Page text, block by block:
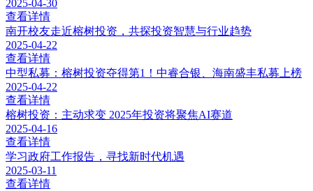
2025-04-30
查看详情
南开校友走近榕树投资，共探投资智慧与行业趋势
2025-04-22
查看详情
中型私募：榕树投资夺得第1！中睿合银、海南盛丰私募上榜
2025-04-22
查看详情
榕树投资：主动求变 2025年投资将聚焦AI赛道
2025-04-16
查看详情
学习政府工作报告，寻找新时代机遇
2025-03-11
查看详情